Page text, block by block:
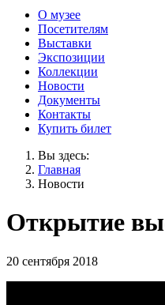
О музее
Посетителям
Выставки
Экспозиции
Коллекции
Новости
Документы
Контакты
Купить билет
Вы здесь:
Главная
Новости
Открытие
20 сентября 2018